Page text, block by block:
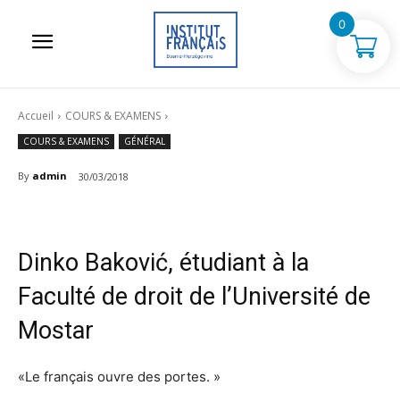
Accueil COURS & EXAMENS
COURS & EXAMENS GÉNÉRAL
By admin 30/03/2018
Dinko Baković, étudiant à la
Faculté de droit de l’Université de
Mostar
«Le français ouvre des portes. »
0